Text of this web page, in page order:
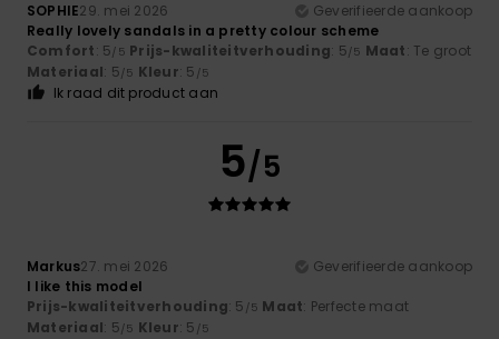
SOPHIE29. mei 2026
Geverifieerde aankoop
Really lovely sandals in a pretty colour scheme
Comfort: 5/5 Prijs-kwaliteitverhouding: 5/5 Maat: Te groot
Materiaal: 5/5 Kleur: 5 /5
Ik raad dit product aan
5/5
Markus27. mei 2026
Geverifieerde aankoop
I like this model
Prijs-kwaliteitverhouding: 5 /5 Maat: Perfecte maat
Materiaal: 5/5 Kleur: 5 /5